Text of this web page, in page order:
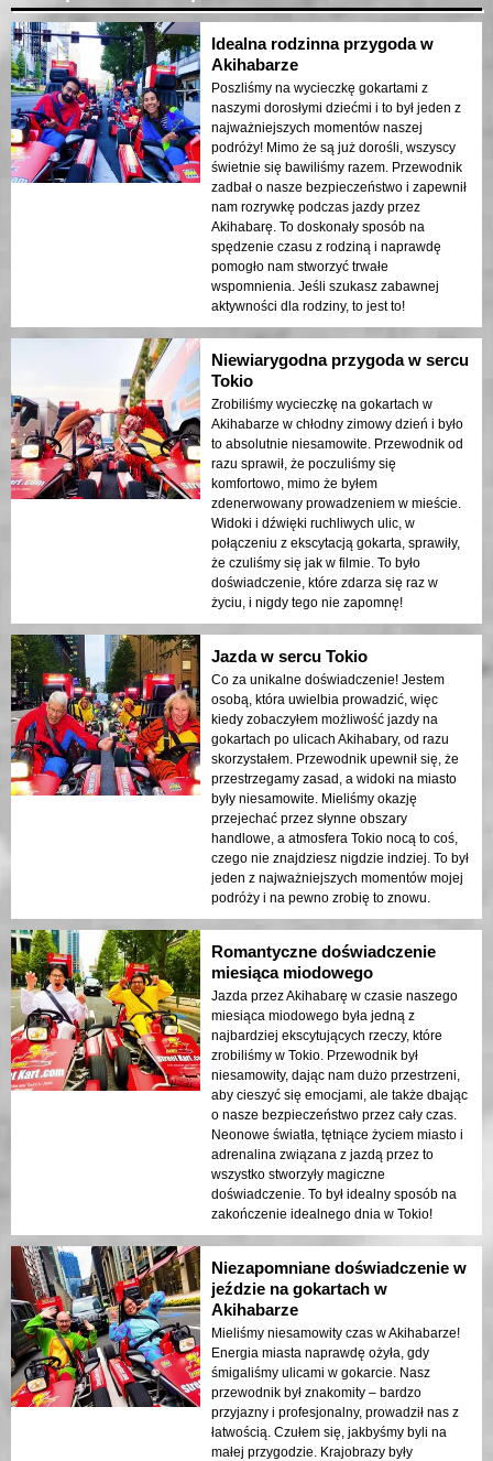
Idealna rodzinna przygoda w
Akihabarze
Poszliśmy na wycieczkę gokartami z
naszymi dorosłymi dziećmi i to był jeden z
najważniejszych momentów naszej
podróży! Mimo że są już dorośli, wszyscy
świetnie się bawiliśmy razem. Przewodnik
zadbał o nasze bezpieczeństwo i zapewnił
nam rozrywkę podczas jazdy przez
Akihabarę. To doskonały sposób na
spędzenie czasu z rodziną i naprawdę
pomogło nam stworzyć trwałe
wspomnienia. Jeśli szukasz zabawnej
aktywności dla rodziny, to jest to!
Niewiarygodna przygoda w sercu
Tokio
Zrobiliśmy wycieczkę na gokartach w
Akihabarze w chłodny zimowy dzień i było
to absolutnie niesamowite. Przewodnik od
razu sprawił, że poczuliśmy się
komfortowo, mimo że byłem
zdenerwowany prowadzeniem w mieście.
Widoki i dźwięki ruchliwych ulic, w
połączeniu z ekscytacją gokarta, sprawiły,
że czuliśmy się jak w filmie. To było
doświadczenie, które zdarza się raz w
życiu, i nigdy tego nie zapomnę!
Jazda w sercu Tokio
Co za unikalne doświadczenie! Jestem
osobą, która uwielbia prowadzić, więc
kiedy zobaczyłem możliwość jazdy na
gokartach po ulicach Akihabary, od razu
skorzystałem. Przewodnik upewnił się, że
przestrzegamy zasad, a widoki na miasto
były niesamowite. Mieliśmy okazję
przejechać przez słynne obszary
handlowe, a atmosfera Tokio nocą to coś,
czego nie znajdziesz nigdzie indziej. To był
jeden z najważniejszych momentów mojej
podróży i na pewno zrobię to znowu.
Romantyczne doświadczenie
miesiąca miodowego
Jazda przez Akihabarę w czasie naszego
miesiąca miodowego była jedną z
najbardziej ekscytujących rzeczy, które
zrobiliśmy w Tokio. Przewodnik był
niesamowity, dając nam dużo przestrzeni,
aby cieszyć się emocjami, ale także dbając
o nasze bezpieczeństwo przez cały czas.
Neonowe światła, tętniące życiem miasto i
adrenalina związana z jazdą przez to
wszystko stworzyły magiczne
doświadczenie. To był idealny sposób na
zakończenie idealnego dnia w Tokio!
Niezapomniane doświadczenie w
jeździe na gokartach w
Akihabarze
Mieliśmy niesamowity czas w Akihabarze!
Energia miasta naprawdę ożyła, gdy
śmigaliśmy ulicami w gokarcie. Nasz
przewodnik był znakomity – bardzo
przyjazny i profesjonalny, prowadził nas z
łatwością. Czułem się, jakbyśmy byli na
małej przygodzie. Krajobrazy były